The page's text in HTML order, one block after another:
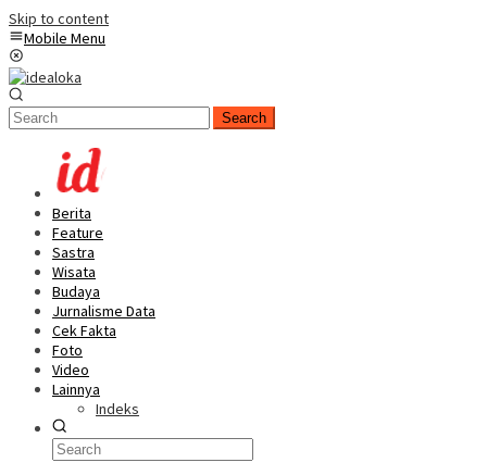
Skip to content
Mobile Menu
Search
Berita
Feature
Sastra
Wisata
Budaya
Jurnalisme Data
Cek Fakta
Foto
Video
Lainnya
Indeks